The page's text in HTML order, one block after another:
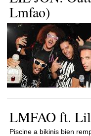
Lmfao)
LMFAO ft. Lil
Piscine a bikinis bien